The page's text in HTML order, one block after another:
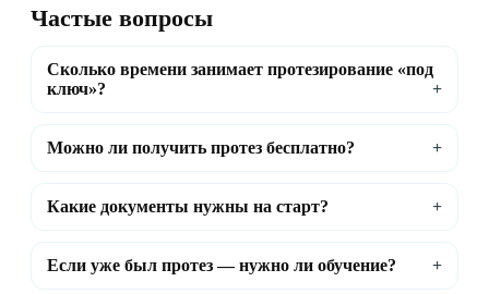
Частые вопросы
Сколько времени занимает протезирование «под
ключ»?
Можно ли получить протез бесплатно?
Какие документы нужны на старт?
Если уже был протез — нужно ли обучение?